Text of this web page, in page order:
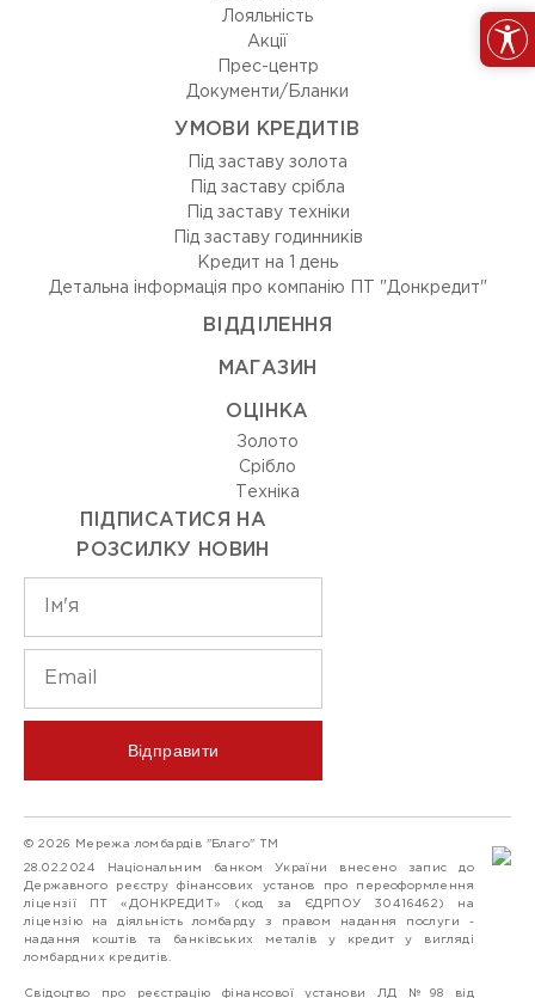
Лояльність
Акції
Прес-центр
Документи/Бланки
УМОВИ КРЕДИТІВ
Під заставу золота
Під заставу срібла
Під заставу техніки
Під заставу годинників
Кредит на 1 день
Детальна інформація про компанію ПТ "Донкредит"
ВIДДIЛЕННЯ
МАГАЗИН
ОЦIНКА
Золото
Срiбло
Технiка
ПІДПИСАТИСЯ НА
РОЗСИЛКУ НОВИН
Відправити
© 2026 Мережа ломбардів "Благо" ТМ
28.02.2024 Національним банком України внесено запис до
Державного реєстру фінансових установ про переоформлення
ліцензії ПТ «ДОНКРЕДИТ» (код за ЄДРПОУ 30416462) на
ліцензію на діяльність ломбарду з правом надання послуги -
надання коштів та банківських металів у кредит у вигляді
ломбардних кредитів.
Свідоцтво про реєстрацію фінансової установи ЛД №98 від